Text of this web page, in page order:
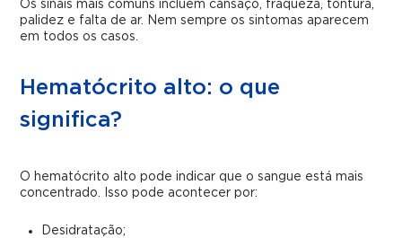
Os sinais mais comuns incluem cansaço, fraqueza, tontura,
palidez e falta de ar. Nem sempre os sintomas aparecem
em todos os casos.
Hematócrito alto: o que
significa?
O hematócrito alto pode indicar que o sangue está mais
concentrado. Isso pode acontecer por:
Desidratação;